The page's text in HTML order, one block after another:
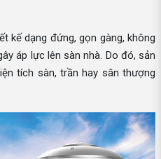
kế dạng đứng, gọn gàng, không
áp lực lên sàn nhà. Do đó, sản
tích sàn, trần hay sân thượng